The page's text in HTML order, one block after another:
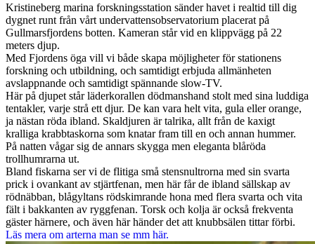
Kristineberg marina forskningsstation sänder havet i realtid till dig
dygnet runt från vårt undervattensobservatorium placerat på
Gullmarsfjordens botten. Kameran står vid en klippvägg på 22
meters djup.
Med Fjordens öga vill vi både skapa möjligheter för stationens
forskning och utbildning, och samtidigt erbjuda allmänheten
avslappnande och samtidigt spännande slow-TV.
Här på djupet står läderkorallen dödmanshand stolt med sina luddiga
tentakler, varje strå ett djur. De kan vara helt vita, gula eller orange,
ja nästan röda ibland. Skaldjuren är talrika, allt från de kaxigt
kralliga krabbtaskorna som knatar fram till en och annan hummer.
På natten vågar sig de annars skygga men eleganta blåröda
trollhumrarna ut.
Bland fiskarna ser vi de flitiga små stensnultrorna med sin svarta
prick i ovankant av stjärtfenan, men här får de ibland sällskap av
rödnäbban, blågyltans rödskimrande hona med flera svarta och vita
fält i bakkanten av ryggfenan. Torsk och kolja är också frekventa
gäster härnere, och även här händer det att knubbsälen tittar förbi.
Läs mera om arterna man se mm här.